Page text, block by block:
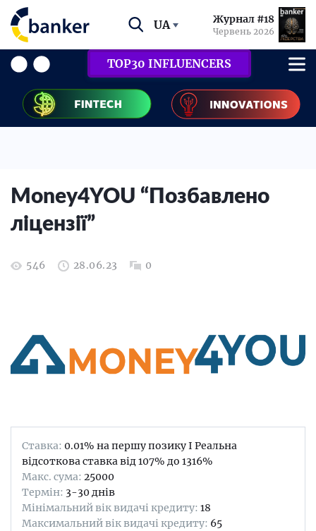
UA Журнал #18
Червень 2026
TOP30 INFLUENCERS
Money4YOU “Позбавлено
ліцензії”
546 28.06.23 0
Ставка: 0.01% на першу позику I Реальна
відсоткова ставка від 107% до 1316%
Maкс. сума: 25000
Термін: 3-30 днів
Мінімальний вік видачі кредиту: 18
Максимальний вік видачі кредиту: 65